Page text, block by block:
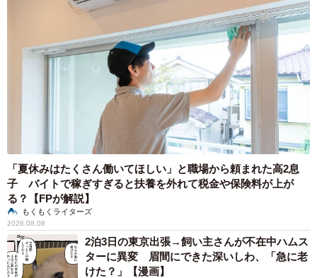
「夏休みはたくさん働いてほしい」と職場から頼まれた高2息
子 バイトで稼ぎすぎると扶養を外れて税金や保険料が上が
る？【FPが解説】
もくもくライターズ
2026.08.08
2泊3日の東京出張→飼い主さんが不在中ハムス
ターに異変 眉間にできた深いしわ、「急に老
けた？」【漫画】